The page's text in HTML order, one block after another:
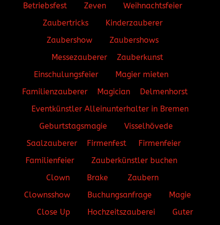
Betriebsfest
Zeven
Weihnachtsfeier
Zaubertricks
Kinderzauberer
Zaubershow
Zaubershows
Messezauberer
Zauberkunst
Einschulungsfeier
Magier mieten
Familienzauberer
Magician
Delmenhorst
EventkünstlerAlleinunterhalter in Bremen
Geburtstagsmagie
Visselhövede
Saalzauberer
Firmenfest
Firmenfeier
Familienfeier
Zauberkünstler buchen
Clown
Brake
Zaubern
Clownsshow
Buchungsanfrage
Magie
Close Up
Hochzeitszauberei
Guter